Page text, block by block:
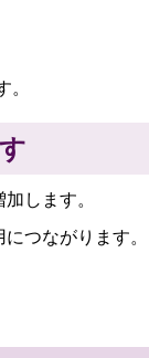
します。
つながります。